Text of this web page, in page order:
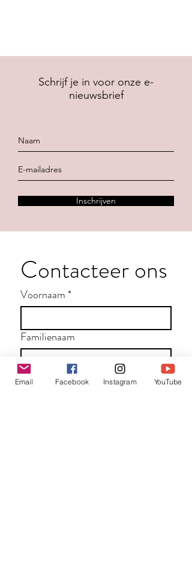
Schrijf je in voor onze e-
nieuwsbrief
Inschrijven
Contacteer ons
Voornaam*
Familienaam
E-mail *
Email Facebook Instagram YouTube